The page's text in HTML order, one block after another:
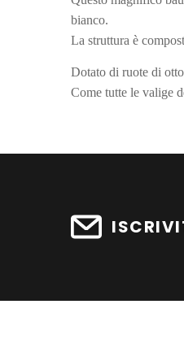
bianco.
La struttura è
Dotato di ruote di
Come tutte le valige